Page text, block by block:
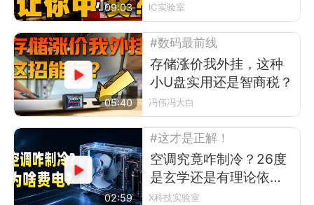
09:03 IC实验室
05:40
#数码最前线
存储涨价我外挂，这种
小U盘实用还是智商税？
冯伟冯大白
02:59
#这才是正解！
空调究竟咋制冷？26度
是玄学还是有理论依
据？
X科技实验室